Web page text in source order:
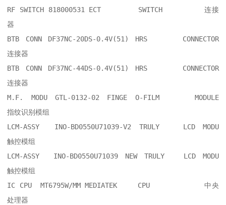
RF SWITCH 818000531 ECT  	SWITCH    	连接
器
BTB CONN DF37NC-20DS-0.4V(51) HRS  	CONNECTOR
连接器
BTB CONN DF37NC-44DS-0.4V(51) HRS  	CONNECTOR
连接器
M.F. MODU GTL-0132-02 FINGE O-FILM  	MODULE
指纹识别模组
LCM-ASSY  INO-BD0550U71039-V2 TRULY	LCD MODU
触控模组
LCM-ASSY  INO-BD0550U71039 NEW TRULY	LCD MODU
触控模组
IC CPU  MT6795W/MM MEDIATEK	CPU       	中央
处理器